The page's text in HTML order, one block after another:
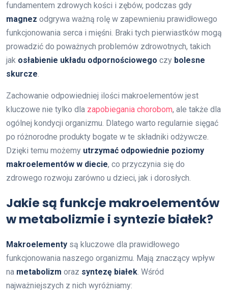
fundamentem zdrowych kości i zębów, podczas gdy
magnez odgrywa ważną rolę w zapewnieniu prawidłowego
funkcjonowania serca i mięśni. Braki tych pierwiastków mogą
prowadzić do poważnych problemów zdrowotnych, takich
jak osłabienie układu odpornościowego czy bolesne
skurcze.
Zachowanie odpowiedniej ilości makroelementów jest
kluczowe nie tylko dla zapobiegania chorobom, ale także dla
ogólnej kondycji organizmu. Dlatego warto regularnie sięgać
po różnorodne produkty bogate w te składniki odżywcze.
Dzięki temu możemy utrzymać odpowiednie poziomy
makroelementów w diecie, co przyczynia się do
zdrowego rozwoju zarówno u dzieci, jak i dorosłych.
Jakie są funkcje makroelementów
w metabolizmie i syntezie białek?
Makroelementy są kluczowe dla prawidłowego
funkcjonowania naszego organizmu. Mają znaczący wpływ
na metabolizm oraz syntezę białek. Wśród
najważniejszych z nich wyróżniamy: